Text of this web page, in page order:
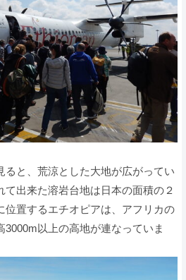
ると、荒涼とした大地が広がってい
て出来た溶岩台地は日本の面積の２
位置するエチオピアは、アフリカの
3000m以上の高地が連なっていま